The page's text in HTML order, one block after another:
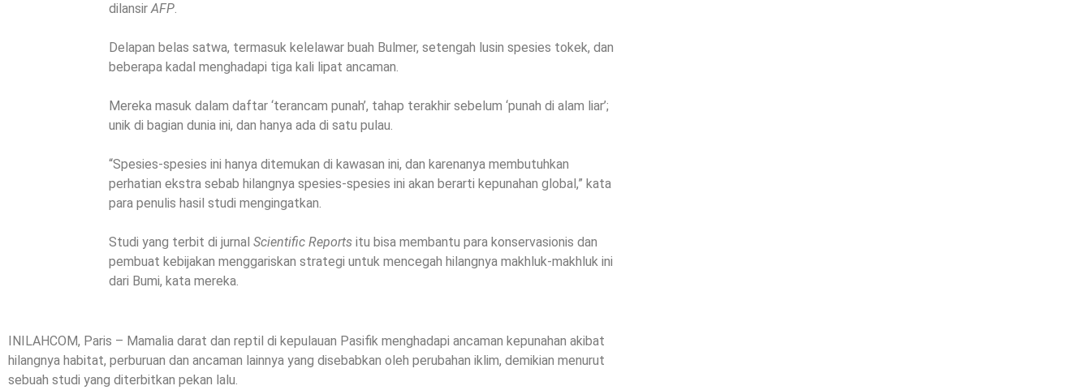
dilansirAFP.
Delapan belas satwa, termasuk kelelawar buah Bulmer, setengah lusin spesies tokek, dan
beberapa kadal menghadapi tiga kali lipat ancaman.
Mereka masuk dalam daftar ‘terancam punah’, tahap terakhir sebelum ‘punah di alam liar’;
unik di bagian dunia ini, dan hanya ada di satu pulau.
“Spesies-spesies ini hanya ditemukan di kawasan ini, dan karenanya membutuhkan
perhatian ekstra sebab hilangnya spesies-spesies ini akan berarti kepunahan global,” kata
para penulis hasil studi mengingatkan.
Studi yang terbit di jurnalScientific Reports itu bisa membantu para konservasionis dan
pembuat kebijakan menggariskan strategi untuk mencegah hilangnya makhluk-makhluk ini
dari Bumi, kata mereka.
INILAHCOM, Paris – Mamalia darat dan reptil di kepulauan Pasifik menghadapi ancaman kepunahan akibat
hilangnya habitat, perburuan dan ancaman lainnya yang disebabkan oleh perubahan iklim, demikian menurut
sebuah studi yang diterbitkan pekan lalu.